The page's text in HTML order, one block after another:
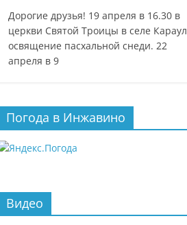
Дорогие друзья! 19 апреля в 16.30 в
церкви Святой Троицы в селе Караул
освящение пасхальной снеди. 22
апреля в 9
Погода в Инжавино
Видео